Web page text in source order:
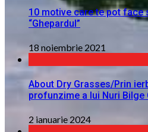
10 motive care te pot
“Ghepardul”
18 noiembrie 2021
About Dry Grasses/Prin
profunzime a lui Nuri Bilge
2 ianuarie 2024